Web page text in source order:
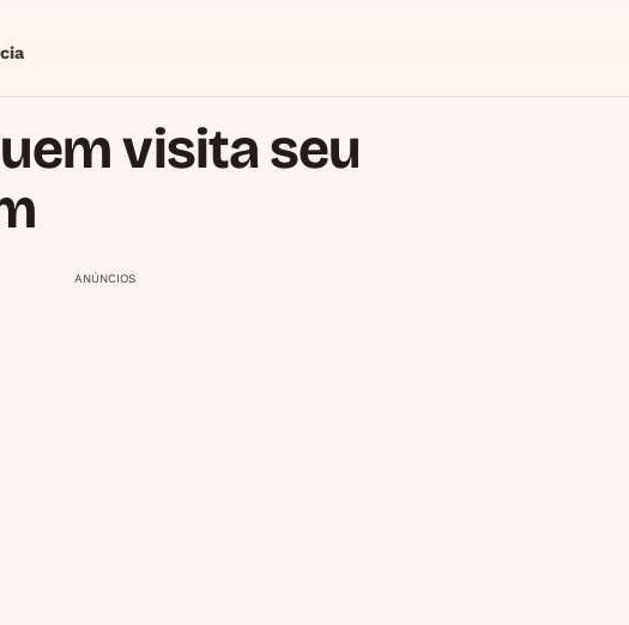
visita seu
ANÚNCIOS